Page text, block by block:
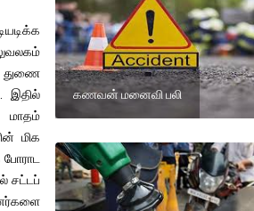
துணை
இதில்
மாதம்
மிக
சட்டப்
கணவன் மனைவி பலி